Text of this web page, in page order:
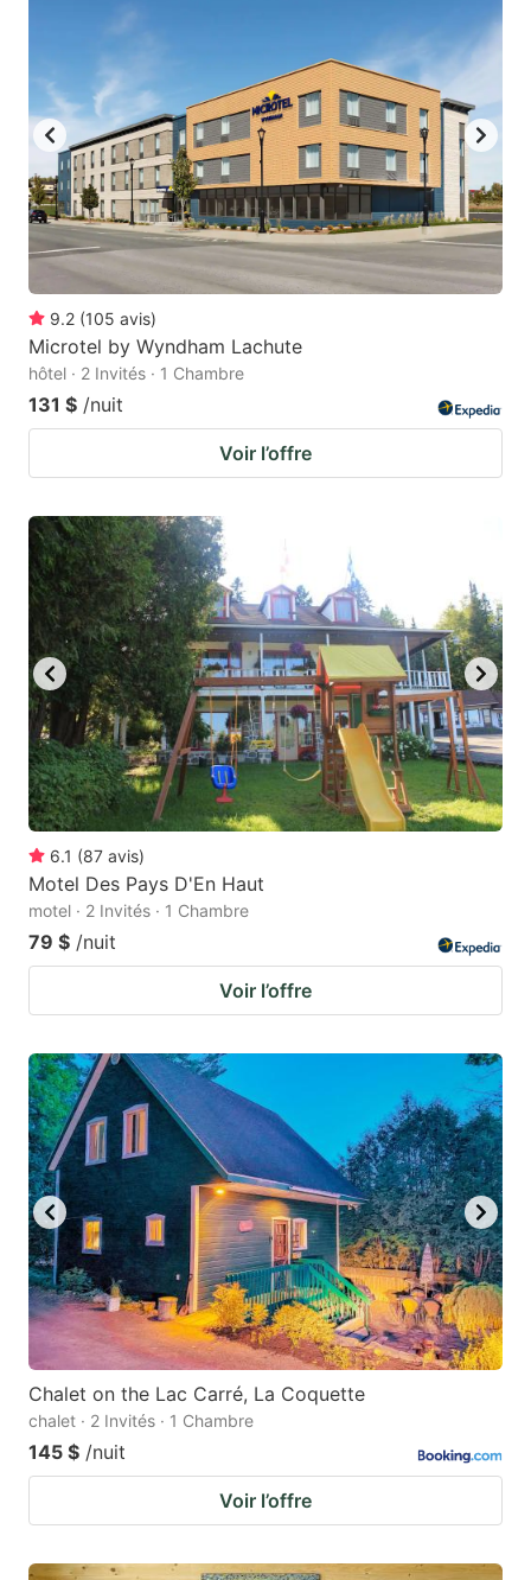
9.2 (105 avis)
Microtel by Wyndham Lachute
hôtel · 2 Invités · 1 Chambre
131 $ /nuit
Voir l’offre
6.1 (87 avis)
Motel Des Pays D'En Haut
motel · 2 Invités · 1 Chambre
79 $ /nuit
Voir l’offre
Chalet on the Lac Carré, La Coquette
chalet · 2 Invités · 1 Chambre
145 $ /nuit
Voir l’offre